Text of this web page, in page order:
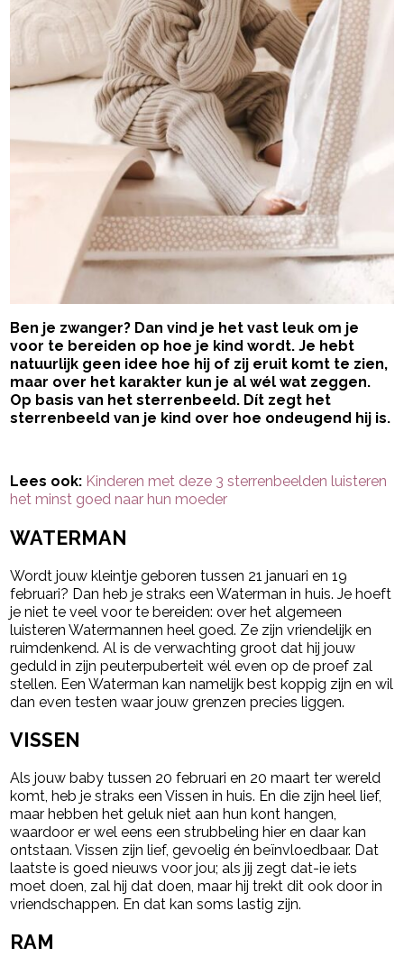
Ben je zwanger? Dan vind je het vast leuk om je
voor te bereiden op hoe je kind wordt. Je hebt
natuurlijk geen idee hoe hij of zij eruit komt te zien,
maar over het karakter kun je al wél wat zeggen.
Op basis van het sterrenbeeld. Dít zegt het
sterrenbeeld van je kind over hoe ondeugend hij is.
Lees ook: Kinderen met deze 3 sterrenbeelden luisteren
het minst goed naar hun moeder
WATERMAN
Wordt jouw kleintje geboren tussen 21 januari en 19
februari? Dan heb je straks een Waterman in huis. Je hoeft
je niet te veel voor te bereiden: over het algemeen
luisteren Watermannen heel goed. Ze zijn vriendelijk en
ruimdenkend. Al is de verwachting groot dat hij jouw
geduld in zijn peuterpuberteit wél even op de proef zal
stellen. Een Waterman kan namelijk best koppig zijn en wil
dan even testen waar jouw grenzen precies liggen.
VISSEN
Als jouw baby tussen 20 februari en 20 maart ter wereld
komt, heb je straks een Vissen in huis. En die zijn heel lief,
maar hebben het geluk niet aan hun kont hangen,
waardoor er wel eens een strubbeling hier en daar kan
ontstaan. Vissen zijn lief, gevoelig én beïnvloedbaar. Dat
laatste is goed nieuws voor jou; als jij zegt dat-ie iets
moet doen, zal hij dat doen, maar hij trekt dit ook door in
vriendschappen. En dat kan soms lastig zijn.
RAM